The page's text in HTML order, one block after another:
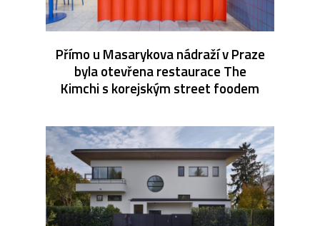
Přímo u Masarykova nádraží v Praze
byla otevřena restaurace The
Kimchi s korejským street foodem